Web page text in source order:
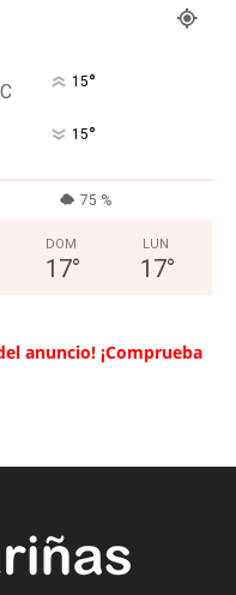
C 15°
15°
75 %
DOM
17°
LUN
17°
anuncio! ¡Comprueba